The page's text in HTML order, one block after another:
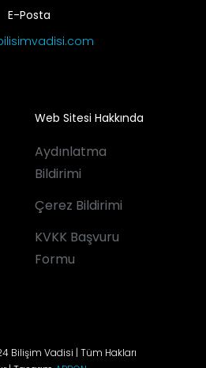
E-Posta
Web Sitesi Hakkında
Aydınlatma
Bildirimi
Çerez Bildirimi
KVKK Başvuru
Formu
Bilişim Vadisi | Tüm Hakları